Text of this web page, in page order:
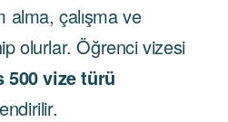
alma, çalışma ve
olurlar. Öğrenci vizesi
500 vize türü